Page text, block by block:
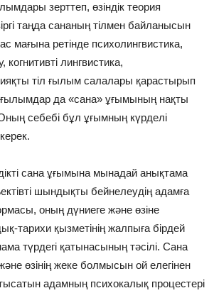
зерттеп, өзіндік теория
таңда сананың тілмен байланысын
мағына ретінде психолингвистика,
когнитивті лингвистика,
тіл ғылым салалары қарастырып
да «сана» ұғымының нақты
себебі бұл ұғымның күрделі
сана ұғымына мынадай анықтама
шындықты бейнелеудің адамға
оның дүниеге және өзіне
тарихи қызметінің жалпыға бірдей
түрдегі қатынасының тәсілі. Сана
өзінің жеке болмысын ой елегінен
адамның психокалық процестері